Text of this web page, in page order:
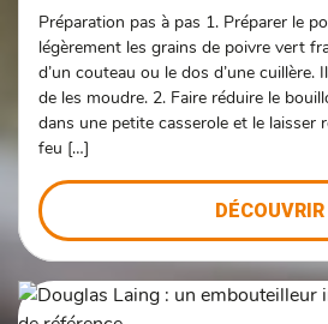
Préparation pas à pas 1. Préparer le
légèrement les grains de poivre vert
d’un couteau ou le dos d’une cuillère.
de les moudre. 2. Faire réduire le
dans une petite casserole et le laisser
feu […]
DÉCOUVRIR